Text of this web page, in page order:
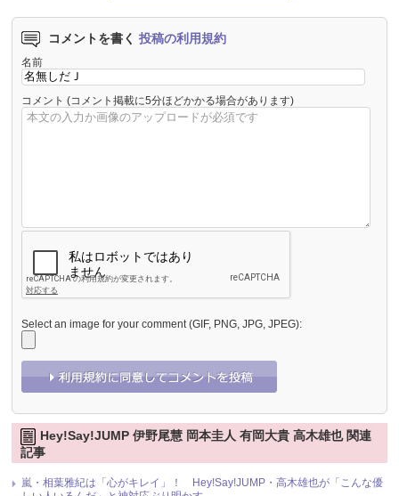
コメントを書く 投稿の利用規約
名前
コメント (コメント掲載に5分ほどかかる場合があります)
Select an image for your comment (GIF, PNG, JPG, JPEG):
Hey!Say!JUMP 伊野尾慧 岡本圭人 有岡大貴 高木雄也 関連
記事
嵐・相葉雅紀は「心がキレイ」！ Hey!Say!JUMP・高木雄也が「こんな優